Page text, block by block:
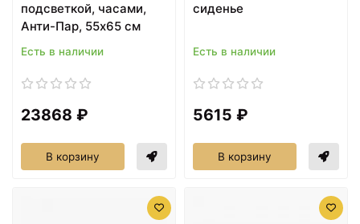
подсветкой, часами,
Анти-Пар, 55x65 см
Есть в наличии
23868 ₽
В корзину
сиденье
Есть в наличии
5615 ₽
В корзину